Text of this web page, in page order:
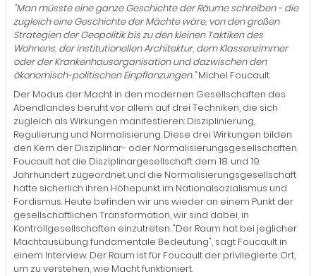
"Man müsste eine ganze Geschichte der Räume schreiben - die
zugleich eine Geschichte der Mächte wäre, von den großen
Strategien der Geopolitik bis zu den kleinen Taktiken des
Wohnens, der institutionellen Architektur, dem Klassenzimmer
oder der Krankenhausorganisation und dazwischen den
ökonomisch-politischen Einpflanzungen."Michel Foucault
Der Modus der Macht in den modernen Gesellschaften des
Abendlandes beruht vor allem auf drei Techniken, die sich
zugleich als Wirkungen manifestieren: Disziplinierung,
Regulierung und Normalisierung. Diese drei Wirkungen bilden
den Kern der Disziplinar- oder Normalisierungsgesellschaften.
Foucault hat die Disziplinargesellschaft dem 18. und 19.
Jahrhundert zugeordnet und die Normalisierungsgesellschaft
hatte sicherlich ihren Höhepunkt im Nationalsozialismus und
Fordismus. Heute befinden wir uns wieder an einem Punkt der
gesellschaftlichen Transformation, wir sind dabei, in
Kontrollgesellschaften einzutreten. "Der Raum hat bei jeglicher
Machtausübung fundamentale Bedeutung", sagt Foucault in
einem Interview. Der Raum ist für Foucault der privilegierte Ort,
um zu verstehen, wie Macht funktioniert.